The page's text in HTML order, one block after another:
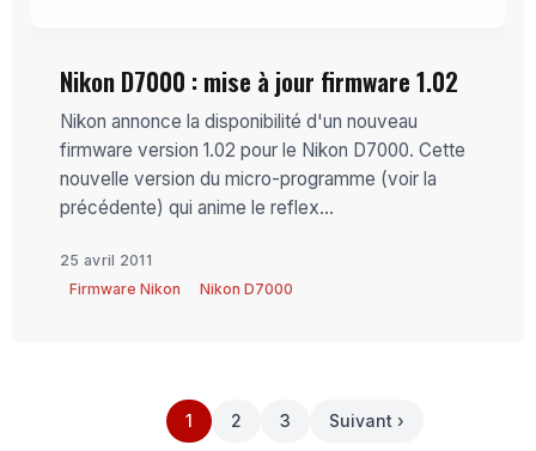
Nikon D7000 : mise à jour firmware 1.02
Nikon annonce la disponibilité d'un nouveau
firmware version 1.02 pour le Nikon D7000. Cette
nouvelle version du micro-programme (voir la
précédente) qui anime le reflex...
25 avril 2011
Firmware Nikon
Nikon D7000
1 2 3 Suivant ›